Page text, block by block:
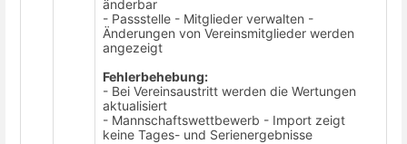
änderbar
- Passstelle - Mitglieder verwalten -
Änderungen von Vereinsmitglieder werden
angezeigt
Fehlerbehebung:
- Bei Vereinsaustritt werden die Wertungen
aktualisiert
- Mannschaftswettbewerb - Import zeigt
keine Tages- und Serienergebnisse